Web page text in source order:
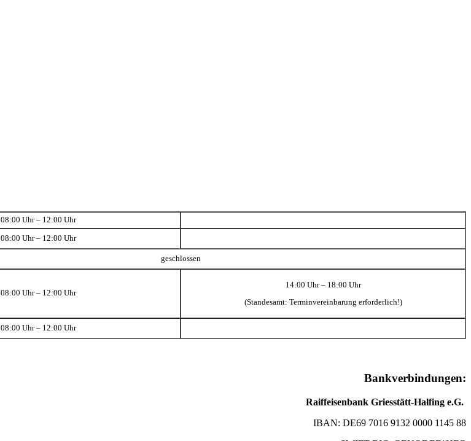
08:00 Uhr – 12:00 Uhr
08:00 Uhr – 12:00 Uhr
geschlossen
08:00 Uhr – 12:00 Uhr
14:00 Uhr – 18:00 Uhr
(Standesamt: Terminvereinbarung erforderlich!)
08:00 Uhr – 12:00 Uhr
Bankverbindungen:
Raiffeisenbank Griesstätt-Halfing e.G.
IBAN: DE69 7016 9132 0000 1145 88